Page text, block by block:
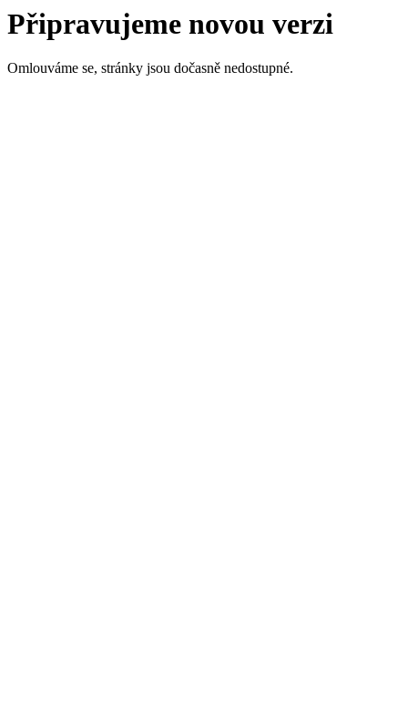
Připravujeme novou verzi
Omlouváme se, stránky jsou dočasně nedostupné.